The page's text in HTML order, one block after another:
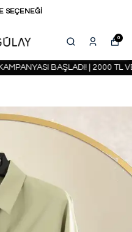
SEÇENEĞİ
0
BAŞLADI! | 2000 TL VE